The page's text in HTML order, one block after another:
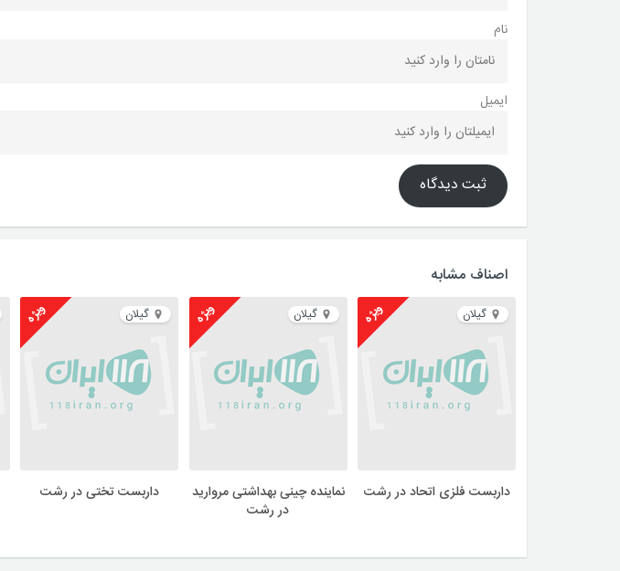
نام
ایمیل
ثبت دیدگاه
اصناف مشابه
گیلان ویژه
داربست فلزی اتحاد در رشت
گیلان ویژه
نماینده چینی بهداشتی مروارید
در رشت
گیلان ویژه
داربست تختی در رشت